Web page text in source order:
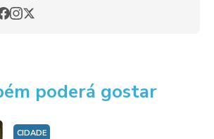
poderá gostar
CIDADE